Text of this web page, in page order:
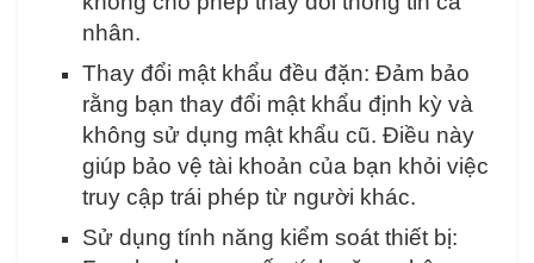
nhân.
Thay đổi mật khẩu đều đặn: Đảm bảo
rằng bạn thay đổi mật khẩu định kỳ và
không sử dụng mật khẩu cũ. Điều này
giúp bảo vệ tài khoản của bạn khỏi việc
truy cập trái phép từ người khác.
Sử dụng tính năng kiểm soát thiết bị: